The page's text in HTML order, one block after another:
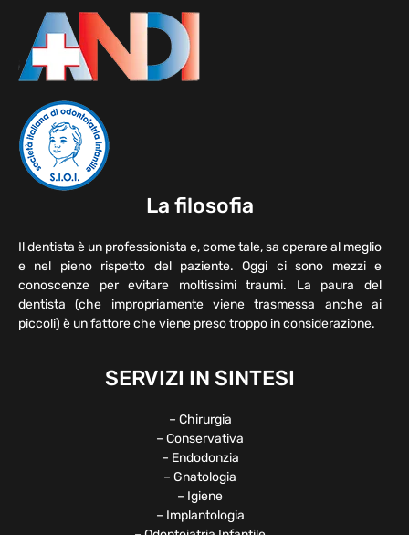
La filosofia
Il dentista è un professionista e, come tale, sa operare al meglio
e nel pieno rispetto del paziente. Oggi ci sono mezzi e
conoscenze per evitare moltissimi traumi. La paura del
dentista (che impropriamente viene trasmessa anche ai
piccoli) è un fattore che viene preso troppo in considerazione.
SERVIZI IN SINTESI
– Chirurgia
– Conservativa
– Endodonzia
– Gnatologia
– Igiene
– Implantologia